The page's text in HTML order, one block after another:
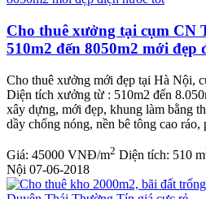
Cho thuê xưởng tại cụm CN
510m2 đến 8050m2 mới đẹp
Cho thuê xưởng mới đẹp tại Hà Nội,
Diện tích xưởng từ : 510m2 đến
xây dựng, mới đẹp, khung làm bằng
dầy chống nóng, nền bê tông cao ráo,
Giá: 45000 VNĐ/m2 Diện tích: 510 m
Nội 07-06-2018